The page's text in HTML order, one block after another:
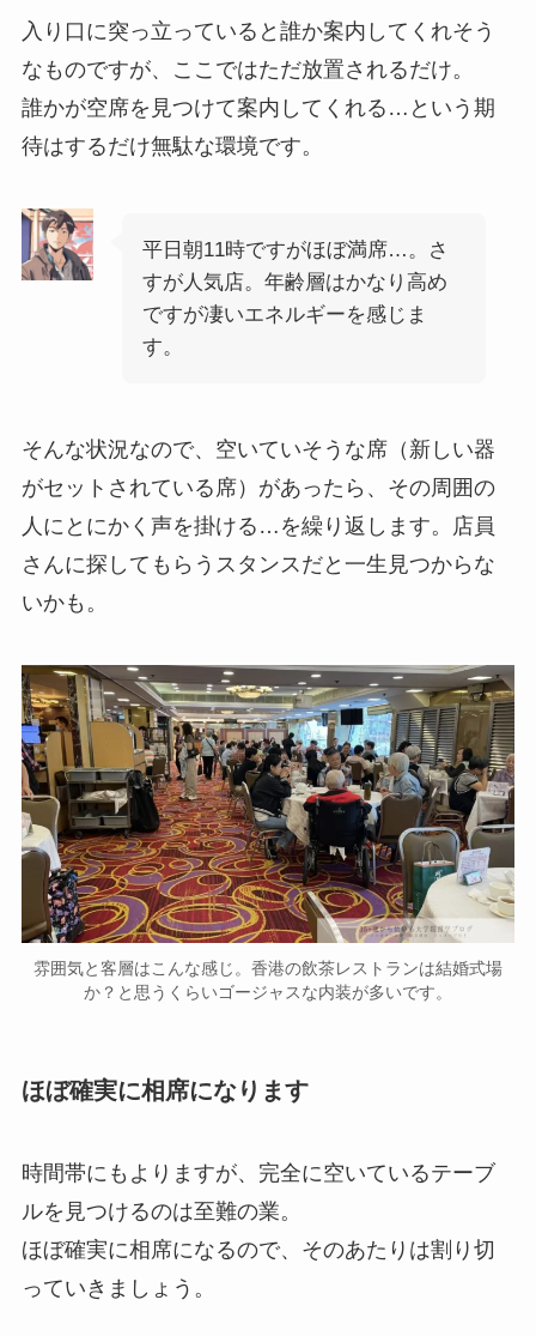
入り口に突っ立っていると誰か案内してくれそう
なものですが、ここではただ放置されるだけ。
誰かが空席を見つけて案内してくれる…という期
待はするだけ無駄な環境です。
平日朝11時ですがほぼ満席…。さ
すが人気店。年齢層はかなり高め
ですが凄いエネルギーを感じま
す。
そんな状況なので、空いていそうな席（新しい器
がセットされている席）があったら、その周囲の
人にとにかく声を掛ける…を繰り返します。店員
さんに探してもらうスタンスだと一生見つからな
いかも。
雰囲気と客層はこんな感じ。香港の飲茶レストランは結婚式場
か？と思うくらいゴージャスな内装が多いです。
ほぼ確実に相席になります
時間帯にもよりますが、完全に空いているテーブ
ルを見つけるのは至難の業。
ほぼ確実に相席になるので、そのあたりは割り切
っていきましょう。